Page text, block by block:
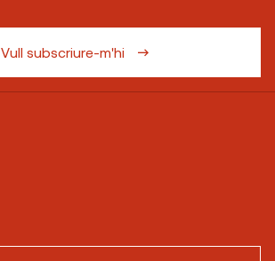
Vull subscriure-m'hi